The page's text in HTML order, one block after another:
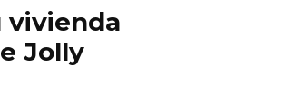
vivienda
Jolly